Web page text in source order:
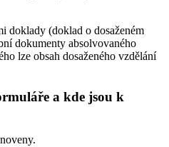
doklady (doklad o dosaženém
dokumenty absolvovaného
lze obsah dosaženého vzdělání
a kde jsou k